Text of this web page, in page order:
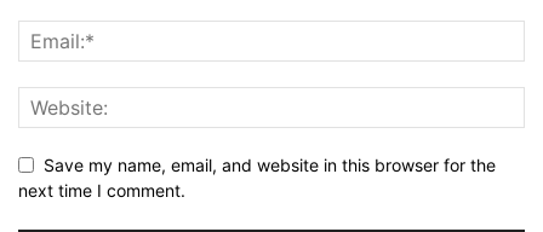
Save my name, email, and website in this browser for the
next time I comment.